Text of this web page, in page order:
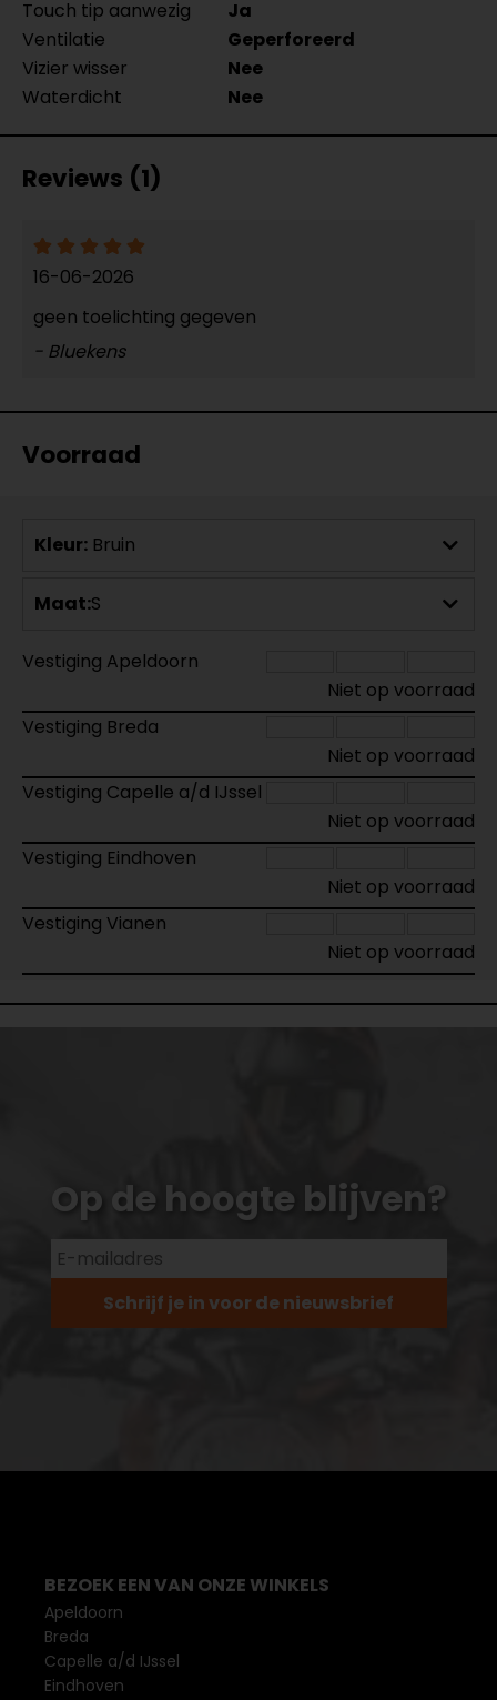
Touch tip aanwezig
Ja
Ventilatie
Geperforeerd
Vizier wisser
Nee
Waterdicht
Nee
Reviews (1)
16-06-2026
geen toelichting gegeven
- Bluekens
Voorraad
Kleur: Bruin
Maat:S
Vestiging Apeldoorn
Niet op voorraad
Vestiging Breda
Niet op voorraad
Vestiging Capelle a/d IJssel
Niet op voorraad
Vestiging Eindhoven
Niet op voorraad
Vestiging Vianen
Niet op voorraad
Op de hoogte blijven?
Schrijf je in voor de nieuwsbrief
BEZOEK EEN VAN ONZE WINKELS
Apeldoorn
Breda
Capelle a/d IJssel
Eindhoven